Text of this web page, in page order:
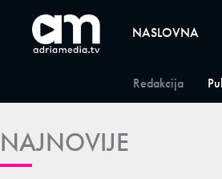
NASLOVNA
Redakcija
NAJNOVIJE